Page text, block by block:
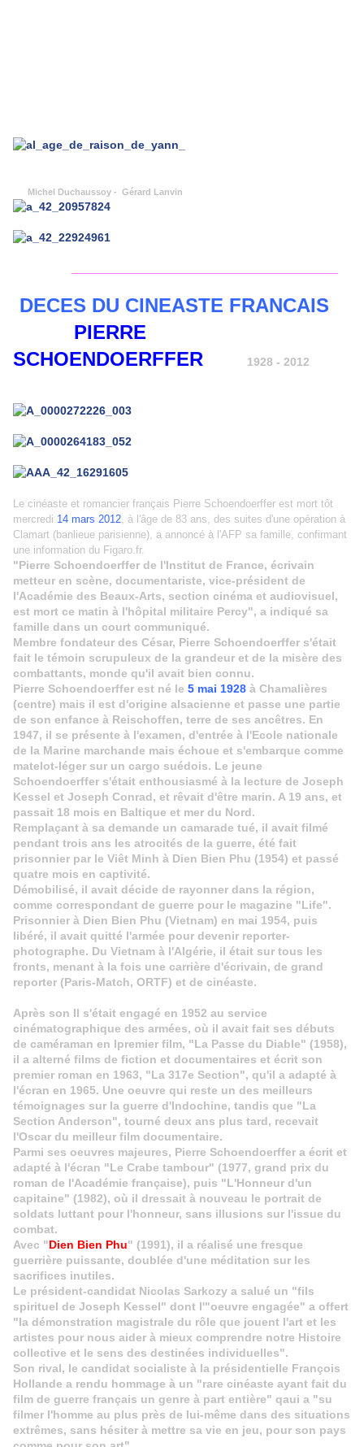
Michel Duchaussoy - Gérard Lanvin
DECES DU CINEASTE FRANCAIS
PIERRE
SCHOENDOERFFER
1928 - 2012
Le cinéaste et romancier français Pierre Schoendoerffer est mort tôt
mercredi 14 mars 2012 , à l'âge de 83 ans, des suites d'une opération à
Clamart (banlieue parisienne), a annoncé à l'AFP sa famille, confirmant
une information du Figaro.fr.
"Pierre Schoendoerffer de l'Institut de France, écrivain
metteur en scène, documentariste, vice-président de
l'Académie des Beaux-Arts, section cinéma et audiovisuel,
est mort ce matin à l'hôpital militaire Percy", a indiqué sa
famille dans un court communiqué.
Membre fondateur des César, Pierre Schoendoerffer s'était
fait le témoin scrupuleux de la grandeur et de la misère des
combattants, monde qu'il avait bien connu.
Pierre Schoendoerffer est né le 5 mai 1928 à Chamalières
(centre) mais il est d'origine alsacienne et passe une partie
de son enfance à Reischoffen, terre de ses ancêtres. En
1947, il se présente à l'examen, d'entrée à l'Ecole nationale
de la Marine marchande mais échoue et s'embarque comme
matelot-léger sur un cargo suédois. Le jeune
Schoendoerffer s'était enthousiasmé à la lecture de Joseph
Kessel et Joseph Conrad, et rêvait d'être marin. A 19 ans, et
passait 18 mois en Baltique et mer du Nord.
Remplaçant à sa demande un camarade tué, il avait filmé
pendant trois ans les atrocités de la guerre, été fait
prisonnier par le Viêt Minh à Dien Bien Phu (1954) et passé
quatre mois en captivité.
Démobilisé, il avait décide de rayonner dans la région,
comme correspondant de guerre pour le magazine "Life".
Prisonnier à Dien Bien Phu (Vietnam) en mai 1954, puis
libéré, il avait quitté l'armée pour devenir reporter-
photographe. Du Vietnam à l'Algérie, il était sur tous les
fronts, menant à la fois une carrière d'écrivain, de grand
reporter (Paris-Match, ORTF) et de cinéaste.
Après son Il s'était engagé en 1952 au service
cinématographique des armées, où il avait fait ses débuts
de caméraman en Ipremier film, "La Passe du Diable" (1958),
il a alterné films de fiction et documentaires et écrit son
premier roman en 1963, "La 317e Section", qu'il a adapté à
l'écran en 1965. Une oeuvre qui reste un des meilleurs
témoignages sur la guerre d'Indochine, tandis que "La
Section Anderson", tourné deux ans plus tard, recevait
l'Oscar du meilleur film documentaire.
Parmi ses oeuvres majeures, Pierre Schoendoerffer a écrit et
adapté à l'écran "Le Crabe tambour" (1977, grand prix du
roman de l'Académie française), puis "L'Honneur d'un
capitaine" (1982), où il dressait à nouveau le portrait de
soldats luttant pour l'honneur, sans illusions sur l'issue du
combat.
Avec "Dien Bien Phu" (1991), il a réalisé une fresque
guerrière puissante, doublée d'une méditation sur les
sacrifices inutiles.
Le président-candidat Nicolas Sarkozy a salué un "fils
spirituel de Joseph Kessel" dont l'"oeuvre engagée" a offert
"la démonstration magistrale du rôle que jouent l'art et les
artistes pour nous aider à mieux comprendre notre Histoire
collective et le sens des destinées individuelles".
Son rival, le candidat socialiste à la présidentielle François
Hollande a rendu hommage à un "rare cinéaste ayant fait du
film de guerre français un genre à part entière" qaui a "su
filmer l'homme au plus près de lui-même dans des situations
extrêmes, sans hésiter à mettre sa vie en jeu, pour son pays